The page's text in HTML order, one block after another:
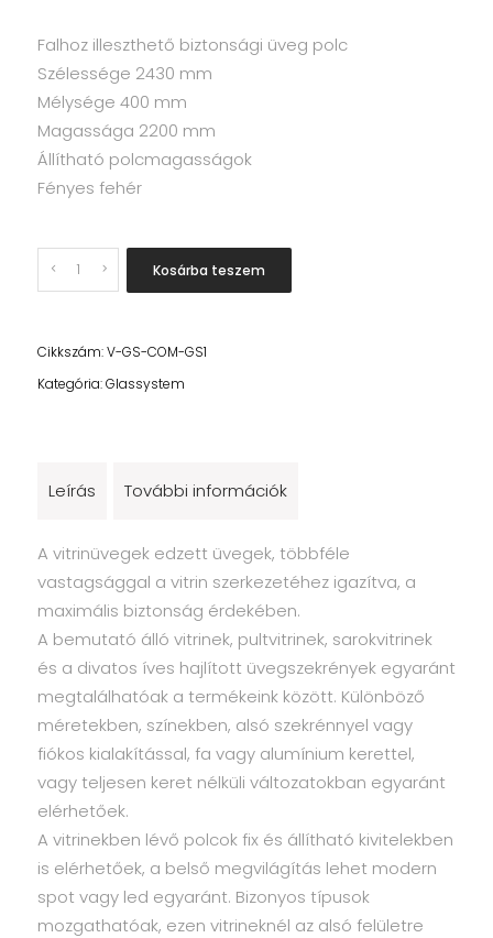
Falhoz illeszthető biztonsági üveg polc
Szélessége 2430 mm
Mélysége 400 mm
Magassága 2200 mm
Állítható polcmagasságok
Fényes fehér
Quantity Kosárba teszem
Cikkszám:V-GS-COM-GS1
Kategória:Glassystem
Leírás További információk
A vitrinüvegek edzett üvegek, többféle
vastagsággal a vitrin szerkezetéhez igazítva, a
maximális biztonság érdekében.
A bemutató álló vitrinek, pultvitrinek, sarokvitrinek
és a divatos íves hajlított üvegszekrények egyaránt
megtalálhatóak a termékeink között. Különböző
méretekben, színekben, alsó szekrénnyel vagy
fiókos kialakítással, fa vagy alumínium kerettel,
vagy teljesen keret nélküli változatokban egyaránt
elérhetőek.
A vitrinekben lévő polcok fix és állítható kivitelekben
is elérhetőek, a belső megvilágítás lehet modern
spot vagy led egyaránt. Bizonyos típusok
mozgathatóak, ezen vitrineknél az alsó felületre